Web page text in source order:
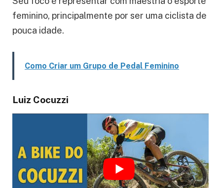
feminino, principalmente por ser uma ciclista de
pouca idade.
Como Criar um Grupo de Pedal Feminino
Luiz Cocuzzi